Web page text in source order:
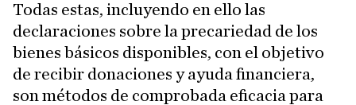
Todas estas, incluyendo en ello las
declaraciones sobre la precariedad de los
bienes básicos disponibles, con el objetivo
de recibir donaciones y ayuda financiera,
son métodos de comprobada eficacia para